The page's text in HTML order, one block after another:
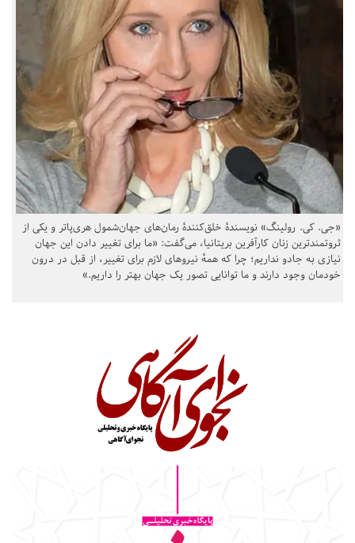
«جی. کی. رولینگ» نویسندهٔ خلق‌کنندهٔ رمان‌های جهان‌شمول هری‌پاتر و یکی از
ثروتمندترین زنان کارآفرین بریتانیا، می‌گفت: «ما برای تغییر دادن این جهان
نیازی به جادو نداریم؛ چرا که همهٔ نیروهای لازم برای تغییر، از قبل در درون
خودمان وجود دارند و ما توانایی تصور یک جهان بهتر را داریم.»